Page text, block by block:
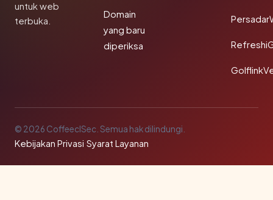
untuk web
terbuka.
Domain
yang baru
diperiksa
© 2026 CoffeeclSec. Semua hak dilindungi.
Kebijakan Privasi·Syarat Layanan